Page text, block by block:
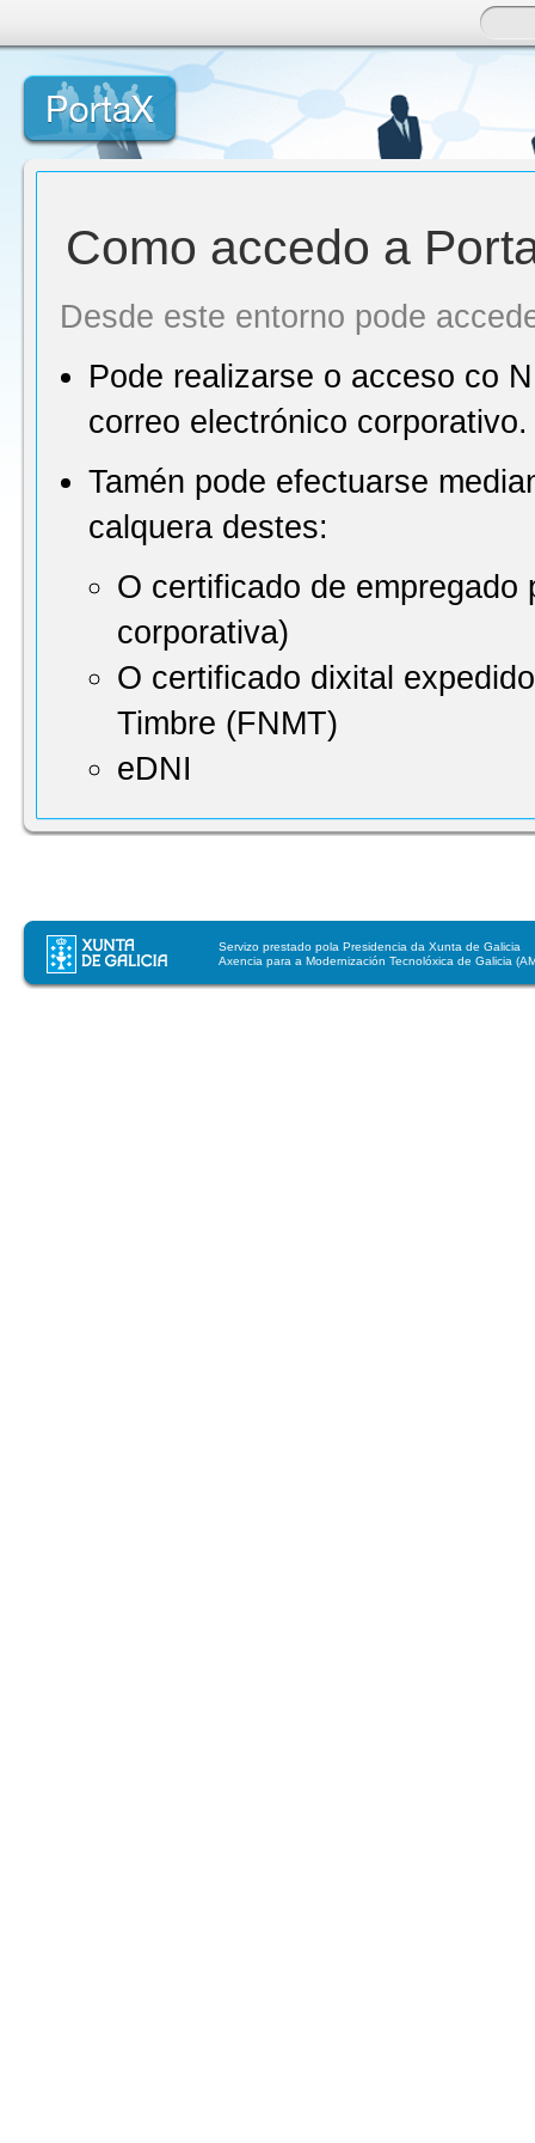
Saltar ao contido
Acceso a usuarios
Como accedo a
Desde este entorno pode
Pode realizarse o acceso co
correo electrónico corporativo.
Tamén pode efectuarse
calquera destes:
O certificado de
corporativa)
O certificado dixital
Timbre (FNMT)
eDNI
Servizo prestado pola Presidencia da Xunta de Galicia
Axencia para a Modernización Tecnolóxica de Galicia